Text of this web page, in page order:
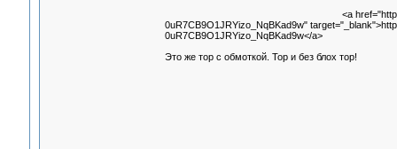
<a
0uR7CB9O1JRYizo_NqBKad9w"
0uR7CB9O1JRYizo_NqBKad9w</a>
Это же тор с обмоткой. Тор и без блох тор!